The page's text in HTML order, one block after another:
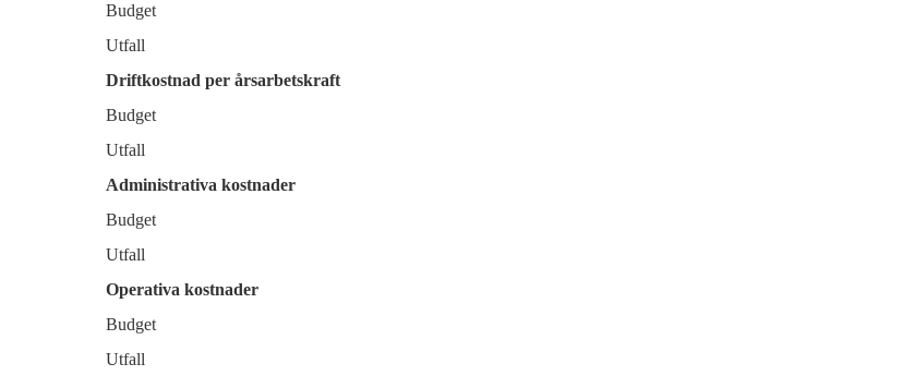
Budget
Utfall
Driftkostnad per årsarbetskraft
Budget
Utfall
Administrativa kostnader
Budget
Utfall
Operativa kostnader
Budget
Utfall